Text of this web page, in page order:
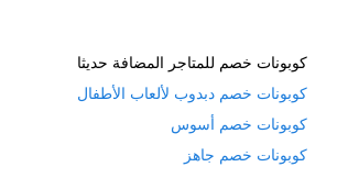
رائعة وتوفير المال وشراء
التي تلبي احتياجك.
كوبونات خصم للمتاجر المضافة حديثا
كوبونات خصم دبدوب لألعاب الأطفال
كوبونات خصم أسوس
كوبونات خصم جاهز